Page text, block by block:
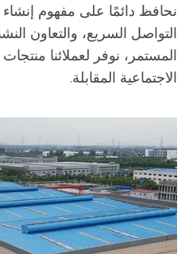
نحافظ دائمًا على مفهوم إنشاء
التواصل السريع، والتعاون
المستمر، نوفر لعملائنا
الاجتماعية المقابلة.